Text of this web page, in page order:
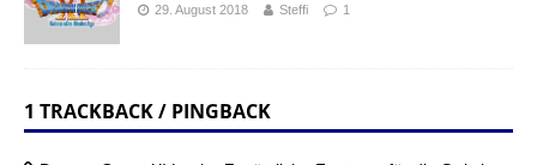
29. August 2018 Steffi 1
1 TRACKBACK / PINGBACK